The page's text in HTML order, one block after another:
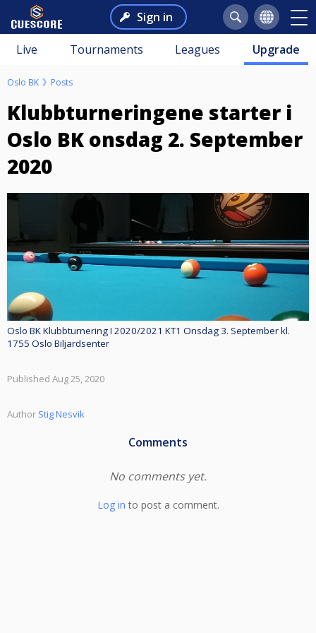
Sign in
Live Tournaments Leagues Upgrade
Oslo BK Posts
Klubbturneringene starter i
Oslo BK onsdag 2. September
2020
Oslo BK Klubbturnering I 2020/2021 KT1 Onsdag 3. September kl.
1755 Oslo Biljardsenter
Published Aug 25, 2020
Author Stig Nesvik